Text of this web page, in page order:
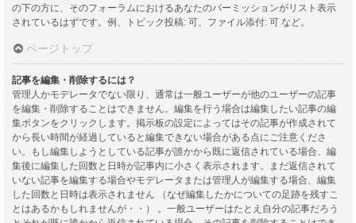
の下の方に、そのフォーラムにおけるあなたのパーミッションがリスト表示
されているはずです。例、トピック投稿: 可、ファイル添付: 可 など。
ページトップ
記事を編集・削除するには？
管理人かモデレータでない限り、通常は一般ユーザーが他のユーザーの記事
を編集・削除することはできません。編集を行う場合は編集したい記事の編
集ボタンをクリックします。掲示板の設定によってはその記事が作成されて
から長い時間が経過していると編集できない場合がある点にご注意くださ
い。もし編集しようとしている記事が誰かから既に返信されている場合、編
集後に編集した回数と日時が記事内に小さく表示されます。まだ返信されて
いない記事を編集する場合やモデレータまたは管理人が編集する場合、編集
した回数と日時は表示されません （なぜ編集したかについての足跡を残すこ
とはあるかもしれませんが・・） 。一般ユーザーはたとえ自分の記事だろう